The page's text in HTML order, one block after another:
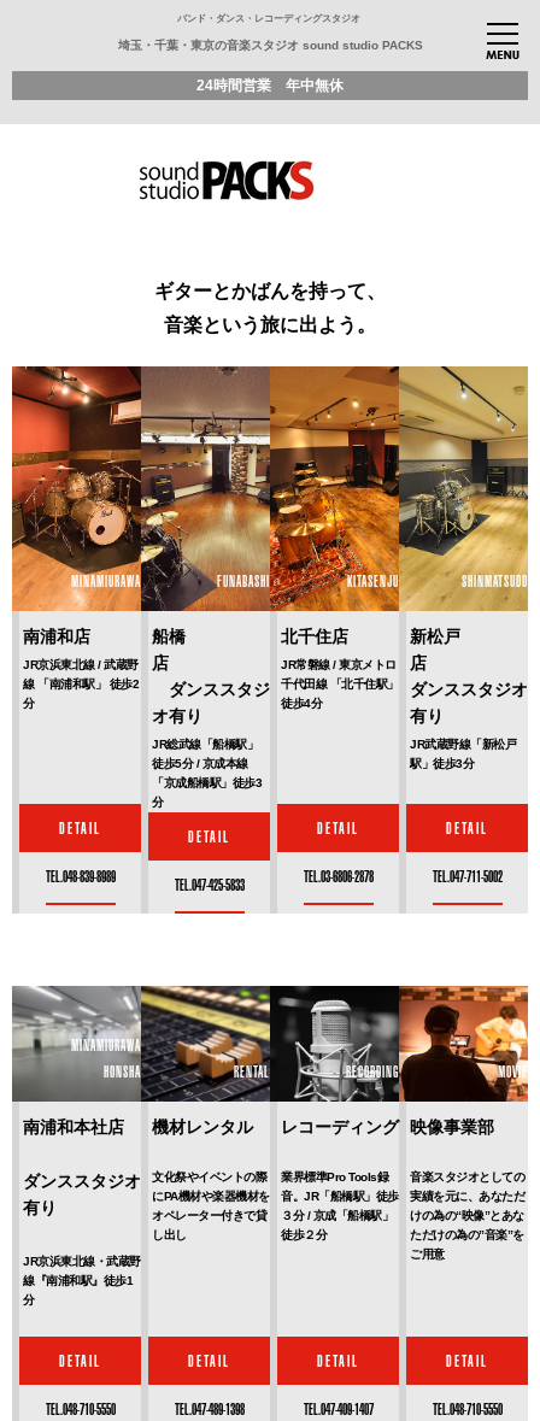
バンド・ダンス・レコーディングスタジオ
埼玉・千葉・東京の音楽スタジオ sound studio PACKS
24時間営業 年中無休
ギターとかばんを持って、
音楽という旅に出よう。
MINAMIURAWA
南浦和店
JR京浜東北線 / 武蔵野
線 「南浦和駅」 徒歩2
分
DETAIL
TEL.048-839-8989
FUNABASHI
船橋
店
ダンススタジ
オ有り
JR総武線「船橋駅」
徒歩5分 / 京成本線
「京成船橋駅」徒歩3
分
DETAIL
TEL.047-425-5833
KITASENJU
北千住店
JR常磐線 / 東京メトロ
千代田線 「北千住駅」
徒歩4分
DETAIL
TEL.03-6806-2878
SHINMATSUDO
新松戸
店
ダンススタジオ
有り
JR武蔵野線「新松戸
駅」徒歩3分
DETAIL
TEL.047-711-5002
MINAMIURAWA
HONSHA
南浦和本社店
ダンススタジオ
有り
JR京浜東北線・武蔵野
線『南浦和駅』徒歩1
分
DETAIL
TEL.048-710-5550
RENTAL
機材レンタル
文化祭やイベントの際
にPA機材や楽器機材を
オペレーター付きで貸
し出し
DETAIL
TEL.047-489-1398
RECORDING
レコーディング
業界標準Pro Tools録
音。JR「船橋駅」徒歩
３分 / 京成「船橋駅」
徒歩２分
DETAIL
TEL.047-409-1407
MOVIE
映像事業部
音楽スタジオとしての
実績を元に、あなただ
けの為の“映像”とあな
ただけの為の”音楽”を
ご用意
DETAIL
TEL.048-710-5550